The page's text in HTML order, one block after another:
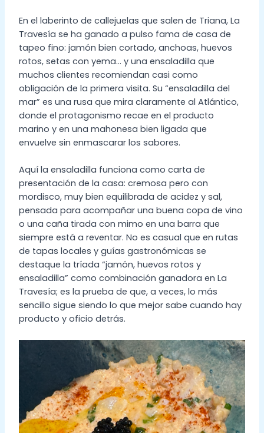
En el laberinto de callejuelas que salen de Triana, La
Travesía se ha ganado a pulso fama de casa de
tapeo fino: jamón bien cortado, anchoas, huevos
rotos, setas con yema… y una ensaladilla que
muchos clientes recomiendan casi como
obligación de la primera visita. Su “ensaladilla del
mar” es una rusa que mira claramente al Atlántico,
donde el protagonismo recae en el producto
marino y en una mahonesa bien ligada que
envuelve sin enmascarar los sabores.
Aquí la ensaladilla funciona como carta de
presentación de la casa: cremosa pero con
mordisco, muy bien equilibrada de acidez y sal,
pensada para acompañar una buena copa de vino
o una caña tirada con mimo en una barra que
siempre está a reventar. No es casual que en rutas
de tapas locales y guías gastronómicas se
destaque la tríada “jamón, huevos rotos y
ensaladilla” como combinación ganadora en La
Travesía; es la prueba de que, a veces, lo más
sencillo sigue siendo lo que mejor sabe cuando hay
producto y oficio detrás.